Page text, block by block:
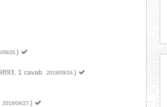
09/26. )
1 cavab. 2019/09/16. )
2019/04/27. )